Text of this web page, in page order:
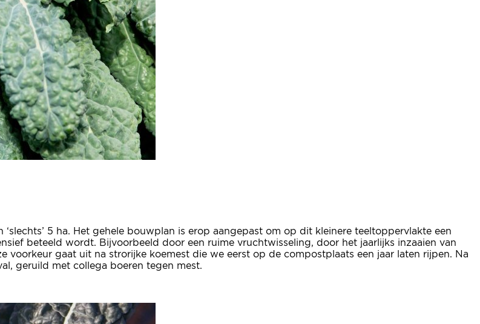
5 ha. Het gehele bouwplan is erop aangepast om op dit kleinere teeltoppervlakte een
beteeld wordt. Bijvoorbeeld door een ruime vruchtwisseling, door het jaarlijks inzaaien van
voorkeur gaat uit na strorijke koemest die we eerst op de compostplaats een jaar laten rijpen. Na
geruild met collega boeren tegen mest.